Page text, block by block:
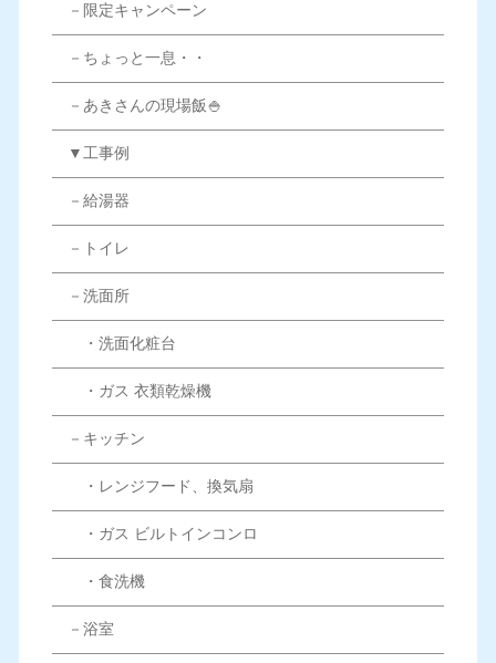
－限定キャンペーン
－ちょっと一息・・
－あきさんの現場飯🍚
▼工事例
－給湯器
－トイレ
－洗面所
・洗面化粧台
・ガス 衣類乾燥機
－キッチン
・レンジフード、換気扇
・ガス ビルトインコンロ
・食洗機
－浴室